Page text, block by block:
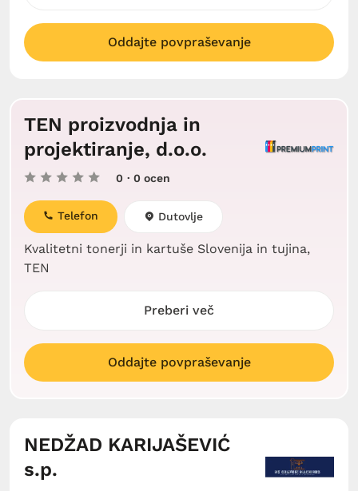
Oddajte povpraševanje
TEN proizvodnja in
projektiranje, d.o.o.
0 · 0 ocen
Kvalitetni tonerji in kartuše Slovenija in tujina,
TEN
Telefon Dutovlje
Preberi več
Oddajte povpraševanje
NEDŽAD KARIJAŠEVIĆ
s.p.